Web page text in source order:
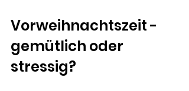
Vorweihnachtszeit -
gemütlich oder
stressig?